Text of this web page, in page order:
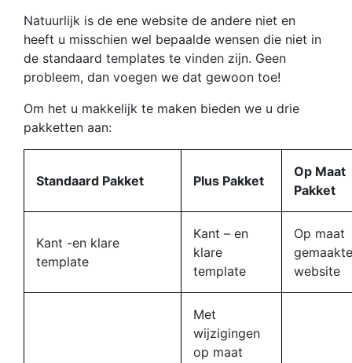
Natuurlijk is de ene website de andere niet en
heeft u misschien wel bepaalde wensen die niet in
de standaard templates te vinden zijn. Geen
probleem, dan voegen we dat gewoon toe!
Om het u makkelijk te maken bieden we u drie
pakketten aan:
Standaard Pakket Plus Pakket
Op Maat
Pakket
Kant -en klare
template
Kant – en
klare
template
Op maat
gemaakte
website
Met
wijzigingen
op maat